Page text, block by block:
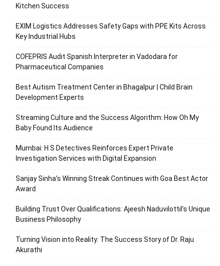
Kitchen Success
EXIM Logistics Addresses Safety Gaps with PPE Kits Across
Key Industrial Hubs
COFEPRIS Audit Spanish Interpreter in Vadodara for
Pharmaceutical Companies
Best Autism Treatment Center in Bhagalpur | Child Brain
Development Experts
Streaming Culture and the Success Algorithm: How Oh My
Baby Found Its Audience
Mumbai: H S Detectives Reinforces Expert Private
Investigation Services with Digital Expansion
Sanjay Sinha’s Winning Streak Continues with Goa Best Actor
Award
Building Trust Over Qualifications: Ajeesh Naduvilottil’s Unique
Business Philosophy
Turning Vision into Reality: The Success Story of Dr. Raju
Akurathi